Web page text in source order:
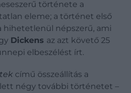
története a
eleme; a történet első
hihetetlenül népszerű, ami
Dickens az azt követő 25
elbeszélést írt.
című összeállítás a
négy további történetet –